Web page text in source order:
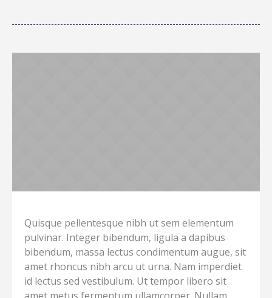
Quisque pellentesque nibh ut sem elementum
pulvinar. Integer bibendum, ligula a dapibus
bibendum, massa lectus condimentum augue, sit
amet rhoncus nibh arcu ut urna. Nam imperdiet
id lectus sed vestibulum. Ut tempor libero sit